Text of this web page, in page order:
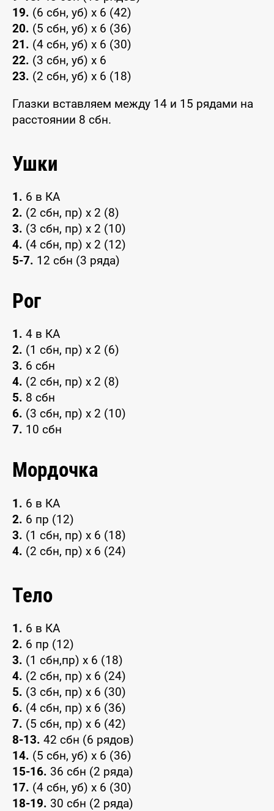
19. (6 сбн, уб) x 6 (42)
20. (5 сбн, уб) x 6 (36)
21. (4 сбн, уб) x 6 (30)
22. (3 сбн, уб) x 6
23. (2 сбн, уб) x 6 (18)
Глазки вставляем между 14 и 15 рядами на
расстоянии 8 сбн.
Ушки
1. 6 в КА
2. (2 сбн, пр) x 2 (8)
3. (3 сбн, пр) x 2 (10)
4. (4 сбн, пр) x 2 (12)
5-7. 12 сбн (3 ряда)
Рог
1. 4 в КА
2. (1 сбн, пр) x 2 (6)
3. 6 сбн
4. (2 сбн, пр) x 2 (8)
5. 8 сбн
6. (3 сбн, пр) x 2 (10)
7. 10 сбн
Мордочка
1. 6 в КА
2. 6 пр (12)
3. (1 сбн, пр) x 6 (18)
4. (2 сбн, пр) x 6 (24)
Тело
1. 6 в КА
2. 6 пр (12)
3. (1 сбн,пр) x 6 (18)
4. (2 сбн, пр) x 6 (24)
5. (3 сбн, пр) x 6 (30)
6. (4 сбн, пр) x 6 (36)
7. (5 сбн, пр) x 6 (42)
8-13. 42 сбн (6 рядов)
14. (5 сбн, уб) x 6 (36)
15-16. 36 сбн (2 ряда)
17. (4 сбн, уб) x 6 (30)
18-19. 30 сбн (2 ряда)